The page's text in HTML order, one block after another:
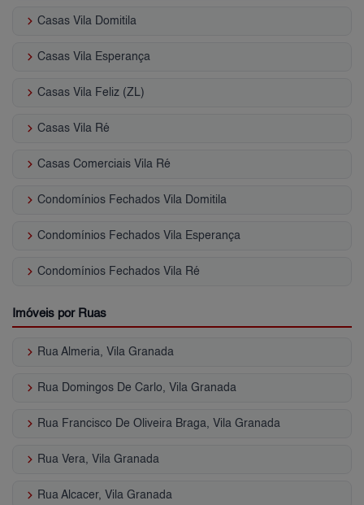
keyboard_arrow_right Casas Vila Domitila
keyboard_arrow_right Casas Vila Esperança
keyboard_arrow_right Casas Vila Feliz (ZL)
keyboard_arrow_right Casas Vila Ré
keyboard_arrow_right Casas Comerciais Vila Ré
keyboard_arrow_right Condomínios Fechados Vila Domitila
keyboard_arrow_right Condomínios Fechados Vila Esperança
keyboard_arrow_right Condomínios Fechados Vila Ré
Imóveis por Ruas
keyboard_arrow_right Rua Almeria, Vila Granada
keyboard_arrow_right Rua Domingos De Carlo, Vila Granada
keyboard_arrow_right Rua Francisco De Oliveira Braga, Vila Granada
keyboard_arrow_right Rua Vera, Vila Granada
keyboard_arrow_right Rua Alcacer, Vila Granada